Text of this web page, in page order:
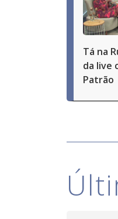
Tá na
da live
Patrão